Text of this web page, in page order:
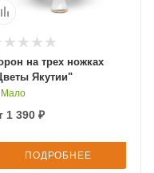
на трех ножках
Якутии"
Мало
1 390 ₽
ПОДРОБНЕЕ